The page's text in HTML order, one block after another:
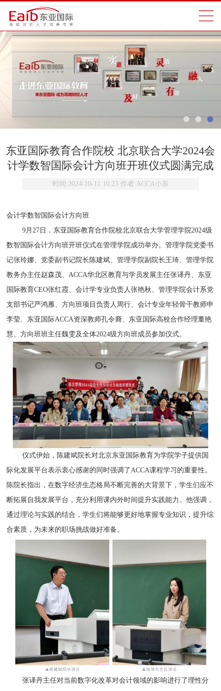
东亚国际教育合作院校 北京联合大学2024会
计学数智国际会计方向班开班仪式圆满完成
时间:2024-10-11 10:23 作者:ACCA小东
会计学数智国际会计方向班
9月27日，东亚国际教育合作院校北京联合大学管理学院2024级
数智国际会计方向班开班仪式在管理学院成功举办。管理学院党委书
记张玲娜、党委副书记院长陈建斌、管理学院副院长王琦、管理学院
教务办主任赵森茂、ACCA华北区教育与学员发展主任张译丹、东亚
国际教育CEO张红霞、会计学专业负责人张艳秋、管理学院会计系党
支部书记严鸿雁、方向班项目负责人周行、会计专业年轻骨干教师申
李莹、东亚国际ACCA资深教师孔令裔、东亚国际高校合作经理董艳
慧、方向班班主任魏雯及全体2024级方向班成员参加仪式。
仪式伊始，陈建斌院长对北京东亚国际教育为学院学子提供国
际化发展平台表示衷心感谢的同时强调了ACCA课程学习的重要性。
陈院长指出，在数字经济生态格局不断完善的大背景下，学生们应不
断拓展自我发展平台，充分利用课内外时间提升实践能力。他强调，
通过理论与实践的结合，学生们将能够更好地掌握专业知识，提升综
合素质，为未来的职场挑战做好准备。
张译丹主任对当前数字化改革对会计领域的影响进行了理性分